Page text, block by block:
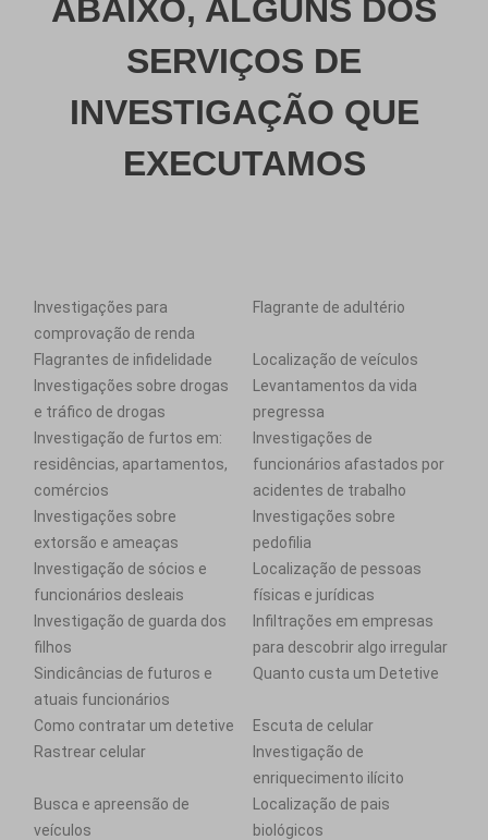
ABAIXO, ALGUNS DOS
SERVIÇOS DE
INVESTIGAÇÃO QUE
EXECUTAMOS
Investigações para
comprovação de renda
Flagrante de adultério
Flagrantes de infidelidade
Localização de veículos
Investigações sobre drogas
e tráfico de drogas
Levantamentos da vida
pregressa
Investigação de furtos em:
residências, apartamentos,
comércios
Investigações de
funcionários afastados por
acidentes de trabalho
Investigações sobre
extorsão e ameaças
Investigações sobre
pedofilia
Investigação de sócios e
funcionários desleais
Localização de pessoas
físicas e jurídicas
Investigação de guarda dos
filhos
Infiltrações em empresas
para descobrir algo irregular
Sindicâncias de futuros e
atuais funcionários
Quanto custa um Detetive
Como contratar um detetive
Escuta de celular
Rastrear celular
Investigação de
enriquecimento ilícito
Busca e apreensão de
veículos
Localização de pais
biológicos